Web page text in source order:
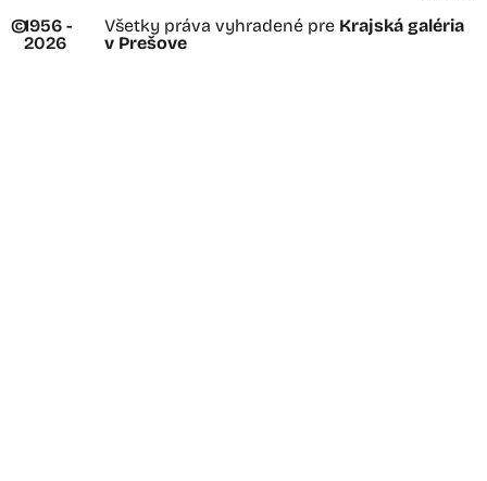
©1956 -
2026
Všetky práva vyhradené pre Krajská galéria
v Prešove